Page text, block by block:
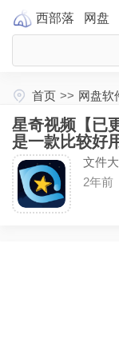
西部落 网盘
首页 >> 网盘软
星奇视频【已
是一款比较好
文件
2年前